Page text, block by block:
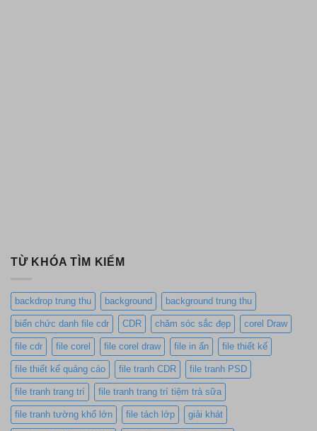
TỪ KHÓA TÌM KIẾM
backdrop trung thu background background trung thu
biển chức danh file cdr CDR chăm sóc sắc đẹp corel Draw
file cdr file corel file corel draw file in ấn file thiết kế
file thiết kế quảng cáo file tranh CDR file tranh PSD
file tranh trang trí file tranh trang trí tiệm trà sữa
file tranh tường khổ lớn file tách lớp giải khát